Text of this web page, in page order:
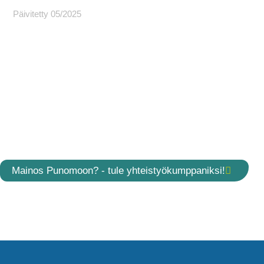
Päivitetty 05/2025
Mainos Punomoon? - tule yhteistyökumppaniksi!